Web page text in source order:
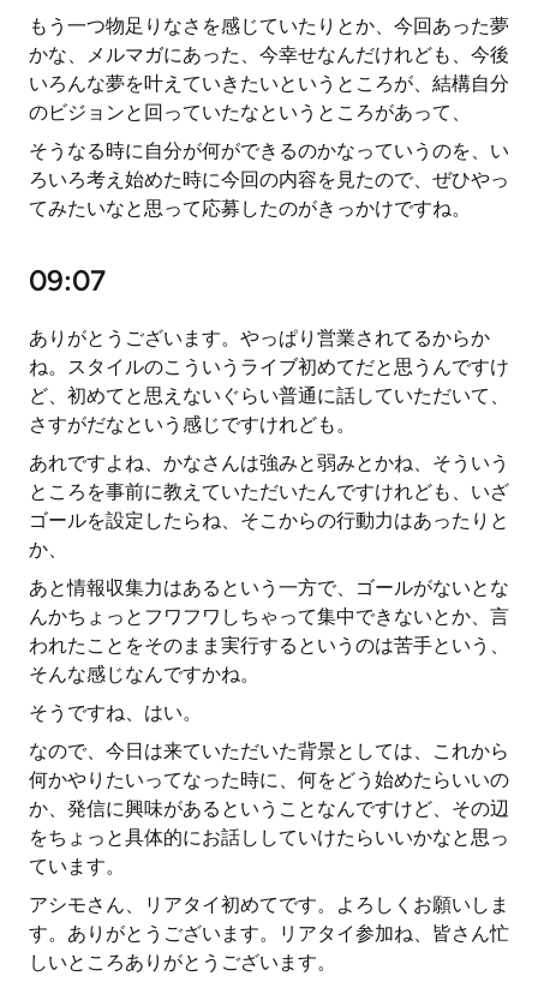
もう一つ物足りなさを感じていたりとか、今回あった夢
かな、メルマガにあった、今幸せなんだけれども、今後
いろんな夢を叶えていきたいというところが、結構自分
のビジョンと回っていたなというところがあって、
そうなる時に自分が何ができるのかなっていうのを、い
ろいろ考え始めた時に今回の内容を見たので、ぜひやっ
てみたいなと思って応募したのがきっかけですね。
09:07
ありがとうございます。やっぱり営業されてるからか
ね。スタイルのこういうライブ初めてだと思うんですけ
ど、初めてと思えないぐらい普通に話していただいて、
さすがだなという感じですけれども。
あれですよね、かなさんは強みと弱みとかね、そういう
ところを事前に教えていただいたんですけれども、いざ
ゴールを設定したらね、そこからの行動力はあったりと
か、
あと情報収集力はあるという一方で、ゴールがないとな
んかちょっとフワフワしちゃって集中できないとか、言
われたことをそのまま実行するというのは苦手という、
そんな感じなんですかね。
そうですね、はい。
なので、今日は来ていただいた背景としては、これから
何かやりたいってなった時に、何をどう始めたらいいの
か、発信に興味があるということなんですけど、その辺
をちょっと具体的にお話ししていけたらいいかなと思っ
ています。
アシモさん、リアタイ初めてです。よろしくお願いしま
す。ありがとうございます。リアタイ参加ね、皆さん忙
しいところありがとうございます。